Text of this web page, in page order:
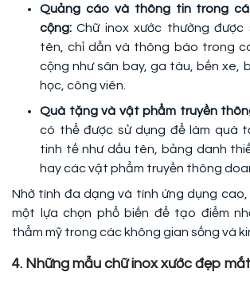
Quảng cáo và thông tin trong
cộng: Chữ inox xước thường
tên, chỉ dẫn và thông báo trong
cộng như sân bay, ga tàu, bến xe,
học, công viên.
Quà tặng và vật phẩm truyền
có thể được sử dụng để làm quà
tinh tế như dấu tên, bảng danh
hay các vật phẩm truyền thông
Nhờ tính đa dạng và tính ứng dụng cao,
một lựa chọn phổ biến để tạo điểm
thẩm mỹ trong các không gian sống và
4. Những mẫu chữ inox xước đẹp